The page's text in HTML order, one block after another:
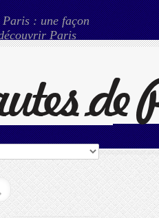
Paris : une façon
Paris